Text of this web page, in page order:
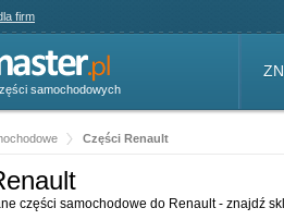
firm
samochodowych
Części Renault
części samochodowe do Renault - znajdź